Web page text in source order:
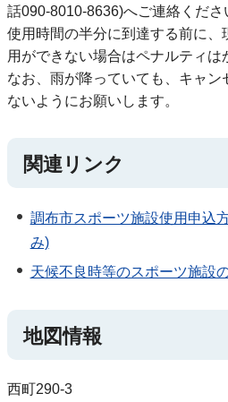
話090-8010-8636)へご連絡くださ
使用時間の半分に到達する前に、
用ができない場合はペナルティは
なお、雨が降っていても、キャン
ないようにお願いします。
関連リンク
調布市スポーツ施設使用申込
み)
天候不良時等のスポーツ施設
地図情報
西町290-3